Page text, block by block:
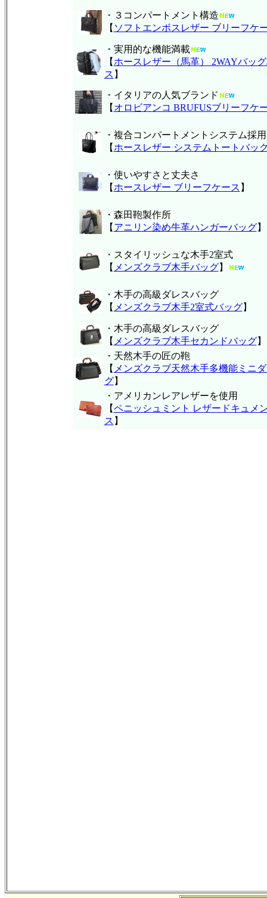
・３コンパートメント構造
【 ソフトエンボスレザー ブリーフケ
・実用的な機能満載
【 ホースレザー（馬革） 2WAYバッ
ス 】
・イタリアの人気ブランド
【 オロビアンコ BRUFUSブリーフケ
・複合コンパートメントシステム採用
【 ホースレザー システムトートバッ
・使いやすさと丈夫さ
【 ホースレザー ブリーフケース 】
・森田鞄製作所
【 アニリン染め牛革ハンガーバッグ】
・スタイリッシュな木手2室式
【 メンズクラブ木手バッグ】
・木手の高級ダレスバッグ
【 メンズクラブ木手2室式バッグ】
・木手の高級ダレスバッグ
【 メンズクラブ木手セカンドバッグ】
・天然木手の匠の鞄
【 メンズクラブ天然木手多機能ミニ
グ】
・アメリカンレアレザーを使用
【ペニッシュミント レザードキュメ
ス 】